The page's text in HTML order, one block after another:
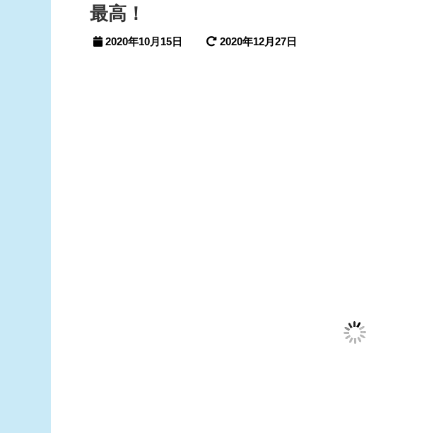
最高！
2020年10月15日 2020年12月27日